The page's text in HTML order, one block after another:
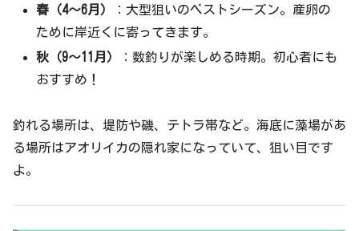
春（4〜6月）
：大型狙いのベストシーズン。産卵の
ために岸近くに寄ってきます。
秋（9〜11月）
：数釣りが楽しめる時期。初心者にも
おすすめ！
釣れる場所は、堤防や磯、テトラ帯など。海底に藻場があ
る場所はアオリイカの隠れ家になっていて、狙い目です
よ。